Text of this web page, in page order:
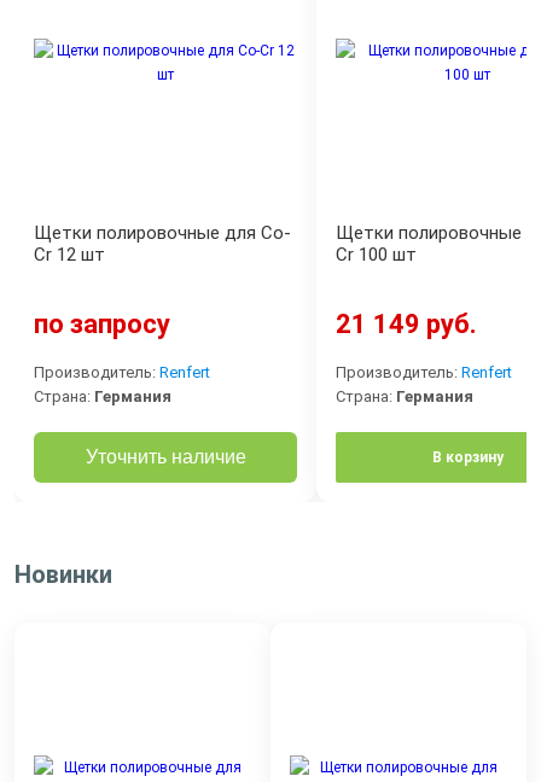
Щетки полировочные для Co-
Cr 12 шт
по запросу
Производитель: Renfert
Страна: Германия
Уточнить наличие
Щетки полировочные
Cr 100 шт
21 149 руб.
Производитель: Renfert
Страна: Германия
В корзину
Новинки